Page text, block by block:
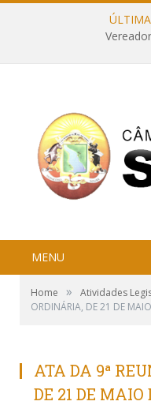
MENU
Home » Atividades
ORDINÁRIA, DE 21 DE
ATA DA 9ª
DE 21 DE MAIO